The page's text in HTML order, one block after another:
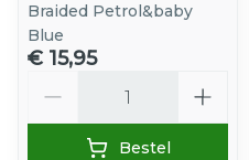
Braided Petrol&baby
Blue
€ 15,95
Bestel